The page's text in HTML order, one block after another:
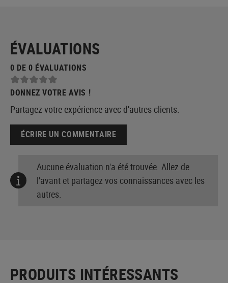
ÉVALUATIONS
0 DE 0 ÉVALUATIONS
DONNEZ VOTRE AVIS !
Partagez votre expérience avec d'autres clients.
ÉCRIRE UN COMMENTAIRE
Aucune évaluation n'a été trouvée. Allez de
l'avant et partagez vos connaissances avec les
autres.
PRODUITS INTÉRESSANTS